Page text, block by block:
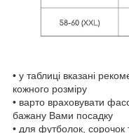
• у таблиці вказані
кожного розміру
• варто враховувати
бажану Вами посадку
• для футболок, сорочок